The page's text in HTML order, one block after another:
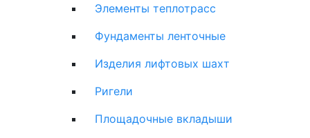
Элементы теплотрасс
Фундаменты ленточные
Изделия лифтовых шахт
Ригели
Площадочные вкладыши